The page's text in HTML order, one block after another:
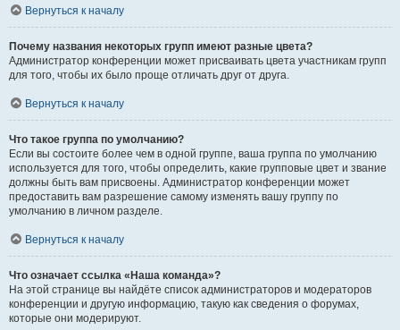
Вернуться к началу
Почему названия некоторых групп имеют разные цвета?
Администратор конференции может присваивать цвета участникам групп
для того, чтобы их было проще отличать друг от друга.
Вернуться к началу
Что такое группа по умолчанию?
Если вы состоите более чем в одной группе, ваша группа по умолчанию
используется для того, чтобы определить, какие групповые цвет и звание
должны быть вам присвоены. Администратор конференции может
предоставить вам разрешение самому изменять вашу группу по
умолчанию в личном разделе.
Вернуться к началу
Что означает ссылка «Наша команда»?
На этой странице вы найдёте список администраторов и модераторов
конференции и другую информацию, такую как сведения о форумах,
которые они модерируют.